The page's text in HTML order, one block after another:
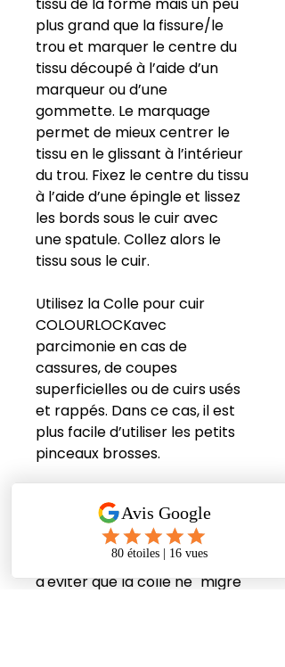
plus grand que la fissure/le
trou et marquer le centre du
tissu découpé à l’aide d’un
marqueur ou d’une
gommette. Le marquage
permet de mieux centrer le
tissu en le glissant à l’intérieur
du trou. Fixez le centre du tissu
à l’aide d’une épingle et lissez
les bords sous le cuir avec
une spatule. Collez alors le
tissu sous le cuir.
Utilisez la Colle pour cuir
COLOURLOCKavec
parcimonie en cas de
cassures, de coupes
superficielles ou de cuirs usés
et rappés. Dans ce cas, il est
plus facile d’utiliser les petits
pinceaux brosses.
souvent très mince, appliquez
la colle de manière
particulièrement fine afin
d'éviter que la colle ne "migre"